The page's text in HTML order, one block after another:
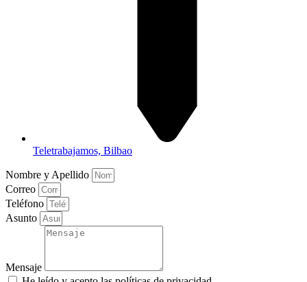
Teletrabajamos, Bilbao
Nombre y Apellido
Correo
Teléfono
Asunto
Mensaje